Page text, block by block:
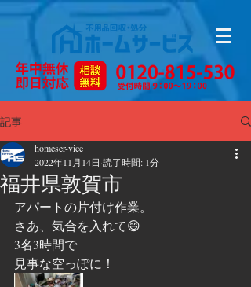
記事
福井県敦賀市
homeser-vice
2022年11月14日 読了時間: 1分
アパートの片付け作業。
さあ、気合を入れて😄
3名3時間で
見事な空っぽに！